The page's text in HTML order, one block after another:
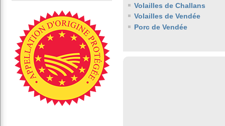
Volailles de Challans
Volailles de Vendée
Porc de Vendée